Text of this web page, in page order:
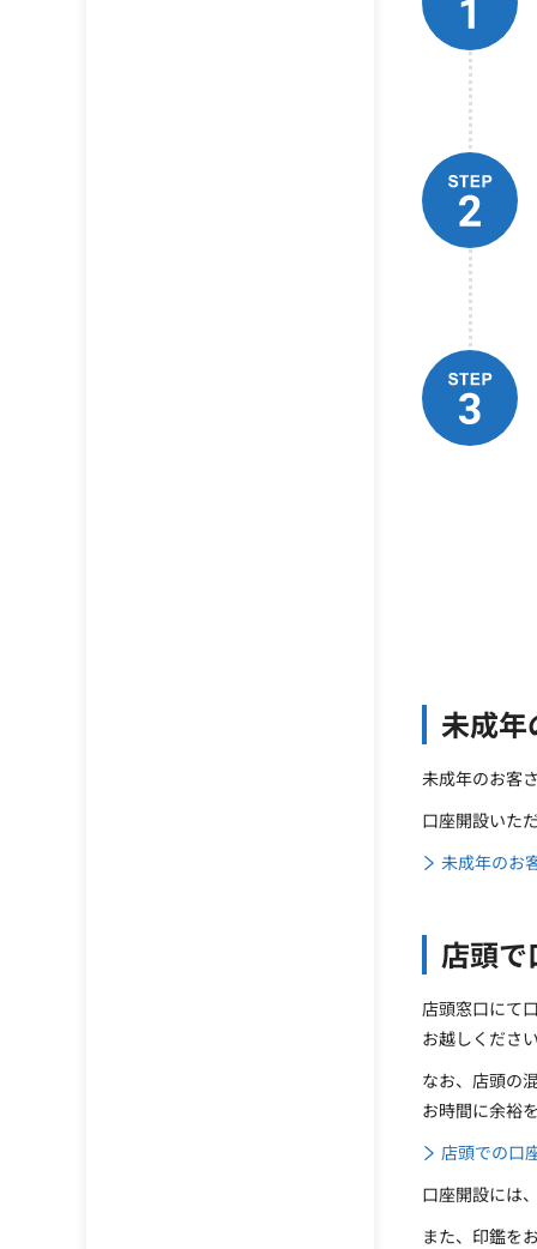
未成年
未成年のお客
口座開設いた
未成年のお
店頭
店頭窓口にて
お越しくださ
なお、店頭の
お時間に余裕
店頭での口
口座開設には
また、印鑑を